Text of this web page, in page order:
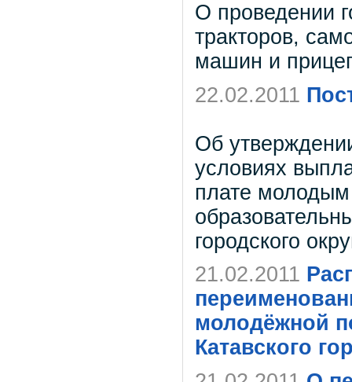
О проведении
тракторов,
машин и
22.02.2011
Об
условиях
плате
городского
21.02.2011
молодёжной
Катавского